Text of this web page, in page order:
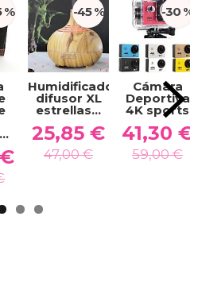
% -45 %
Humidificador
difusor XL
estrellas...
25,85 €
47,00 €
-30 %
Cámara
Deportiva
4K sports
41,30 €
59,00 €